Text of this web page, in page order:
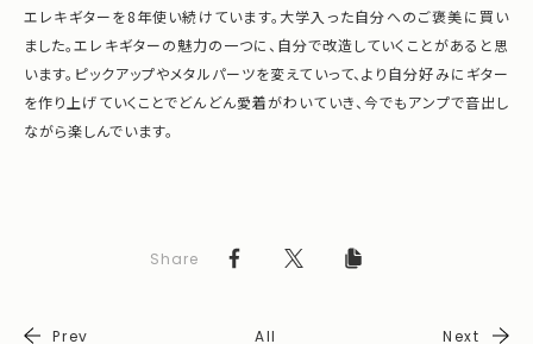
エレキギターを8年使い続けています。大学入った自分へのご褒美に買い
ました。エレキギターの魅力の一つに、自分で改造していくことがあると思
います。ピックアップやメタルパーツを変えていって、より自分好みにギター
を作り上げていくことでどんどん愛着がわいていき、今でもアンプで音出し
ながら楽しんでいます。
Share
Prev All Next